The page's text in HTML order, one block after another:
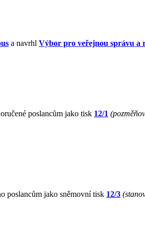
a navrhl Výbor pro veřejnou správu a
poslancům jako tisk 12/1
poslancům jako sněmovní tisk 12/3